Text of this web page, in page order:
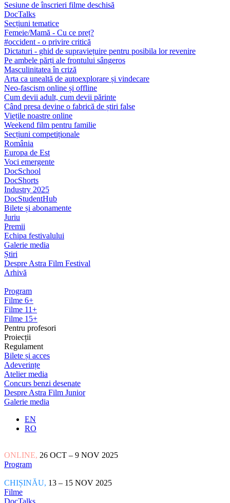
Sesiune de înscrieri filme deschisă
DocTalks
Secțiuni tematice
Femeie/Mamă - Cu ce preț?
#occident - o privire critică
Dictaturi - ghid de supraviețuire pentru posibila lor revenire
Pe ambele părți ale frontului sângeros
Masculinitatea în criză
Arta ca unealtă de autoexplorare și vindecare
Neo-fascism online și offline
Cum devii adult, cum devii părinte
Când presa devine o fabrică de știri false
Viețile noastre online
Weekend film pentru familie
Secțiuni competiționale
România
Europa de Est
Voci emergente
DocSchool
DocShorts
Industry 2025
DocStudentHub
Bilete și abonamente
Juriu
Premii
Echipa festivalului
Galerie media
Știri
Despre Astra Film Festival
Arhivă
Program
Filme 6+
Filme 11+
Filme 15+
Pentru profesori
Proiecții
Regulament
Bilete și acces
Adeverințe
Atelier media
Concurs benzi desenate
Despre Astra Film Junior
Galerie media
EN
RO
ONLINE, 26 OCT – 9 NOV 2025
Program
CHIȘINĂU, 13 – 15 NOV 2025
Filme